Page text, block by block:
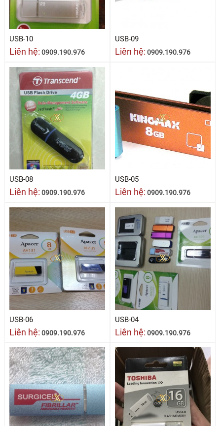
USB-10
Liên hệ: 0909.190.976
USB-09
Liên hệ: 0909.190.976
USB-08
Liên hệ: 0909.190.976
USB-05
Liên hệ: 0909.190.976
USB-06
Liên hệ: 0909.190.976
USB-04
Liên hệ: 0909.190.976